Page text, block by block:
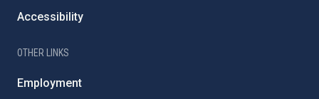
Accessibility
OTHER LINKS
Employment